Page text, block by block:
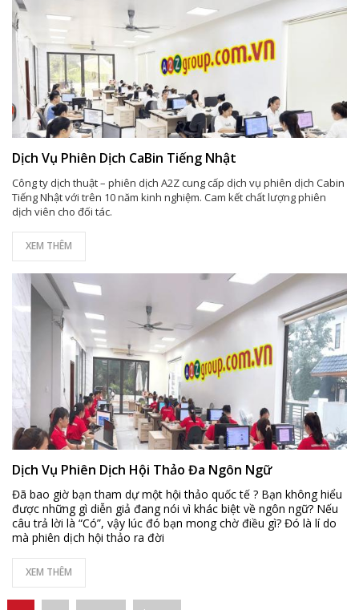
Dịch Vụ Phiên Dịch CaBin Tiếng Nhật
Công ty dịch thuật – phiên dịch A2Z cung cấp dịch vụ phiên dịch Cabin
Tiếng Nhật với trên 10 năm kinh nghiệm. Cam kết chất lượng phiên
dịch viên cho đối tác.
XEM THÊM
Dịch Vụ Phiên Dịch Hội Thảo Đa Ngôn Ngữ
Đã bao giờ bạn tham dự một hội thảo quốc tế ? Bạn không hiểu
được những gì diễn giả đang nói vì khác biệt về ngôn ngữ? Nếu
câu trả lời là “Có”, vậy lúc đó bạn mong chờ điều gì? Đó là lí do
mà phiên dịch hội thảo ra đời
XEM THÊM